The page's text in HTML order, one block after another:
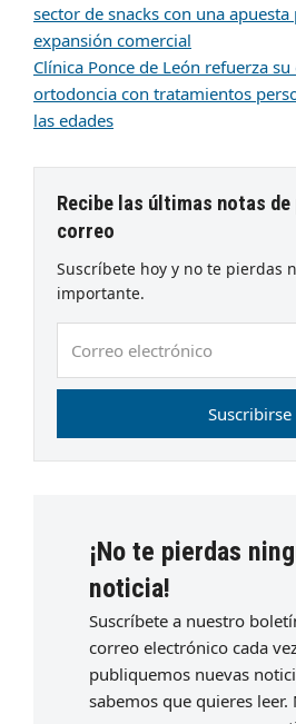
sector de snacks con una
expansión comercial
Clínica Ponce de León refuerza
ortodoncia con tratamientos
las edades
Recibe las últimas notas de
correo
Suscríbete hoy y no te pierdas
importante.
electrónico
Suscribirse
¡No te pierdas
noticia!
Suscríbete a nuestro
correo electrónico cada
publiquemos nuevas
sabemos que quieres leer.